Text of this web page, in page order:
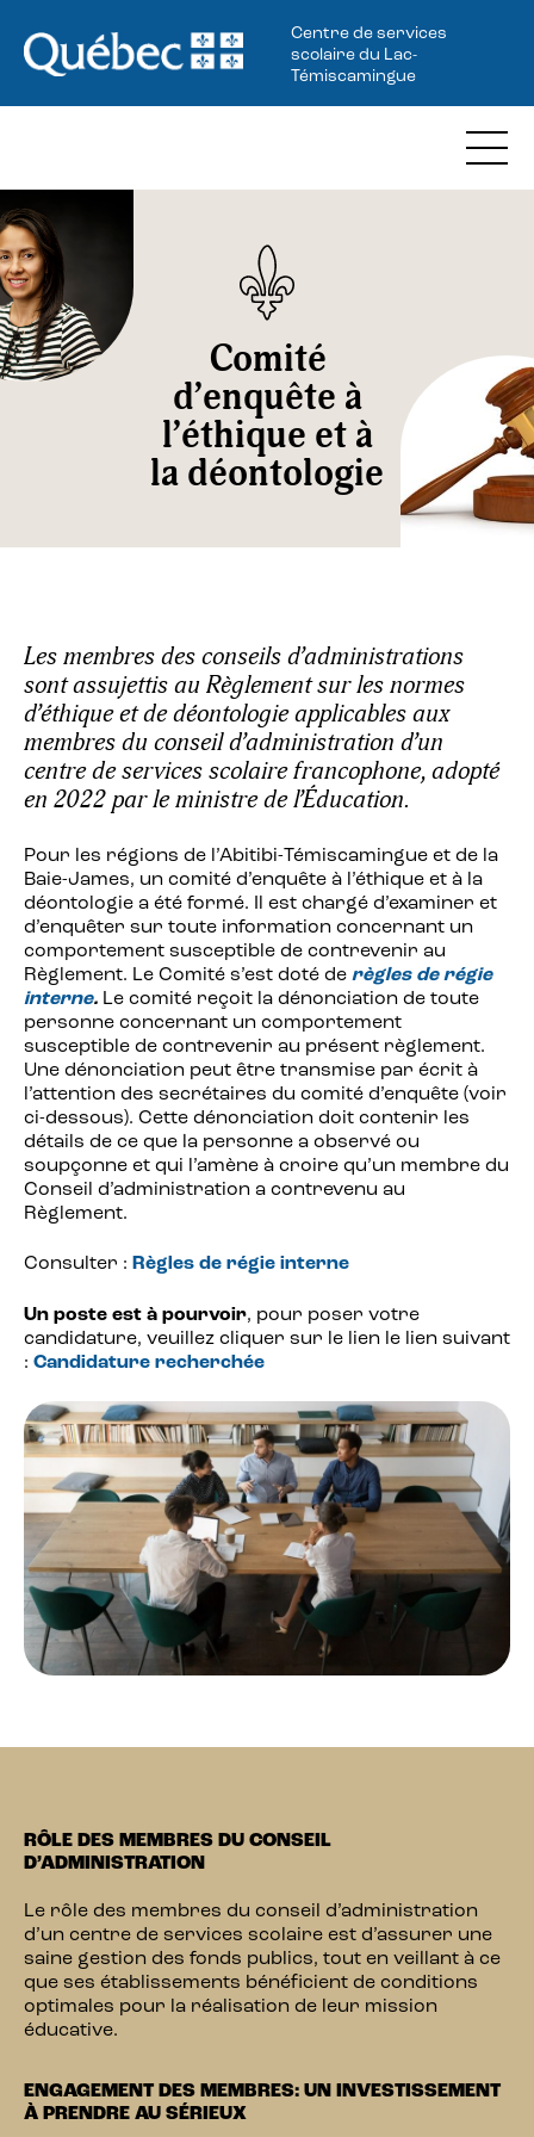
Centre de services
scolaire du Lac-
Témiscamingue
Comité
d’enquête à
l’éthique et à
la déontologie
Les membres des conseils d’administrations
sont assujettis au Règlement sur les normes
d’éthique et de déontologie applicables aux
membres du conseil d’administration d’un
centre de services scolaire francophone, adopté
en 2022 par le ministre de l’Éducation.
Pour les régions de l’Abitibi-Témiscamingue et de la
Baie-James, un comité d’enquête à l’éthique et à la
déontologie a été formé. Il est chargé d’examiner et
d’enquêter sur toute information concernant un
comportement susceptible de contrevenir au
Règlement. Le Comité s’est doté de règles de régie
interne. Le comité reçoit la dénonciation de toute
personne concernant un comportement
susceptible de contrevenir au présent règlement.
Une dénonciation peut être transmise par écrit à
l’attention des secrétaires du comité d’enquête (voir
ci-dessous). Cette dénonciation doit contenir les
détails de ce que la personne a observé ou
soupçonne et qui l’amène à croire qu’un membre du
Conseil d’administration a contrevenu au
Règlement.
Consulter : Règles de régie interne
Un poste est à pourvoir, pour poser votre
candidature, veuillez cliquer sur le lien le lien suivant
: Candidature recherchée
RÔLE DES MEMBRES DU CONSEIL
D’ADMINISTRATION
Le rôle des membres du conseil d’administration
d’un centre de services scolaire est d’assurer une
saine gestion des fonds publics, tout en veillant à ce
que ses établissements bénéficient de conditions
optimales pour la réalisation de leur mission
éducative.
ENGAGEMENT DES MEMBRES: UN INVESTISSEMENT
À PRENDRE AU SÉRIEUX